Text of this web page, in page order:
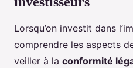
Lorsqu’on investit dans
comprendre les aspects
veiller à la conformité